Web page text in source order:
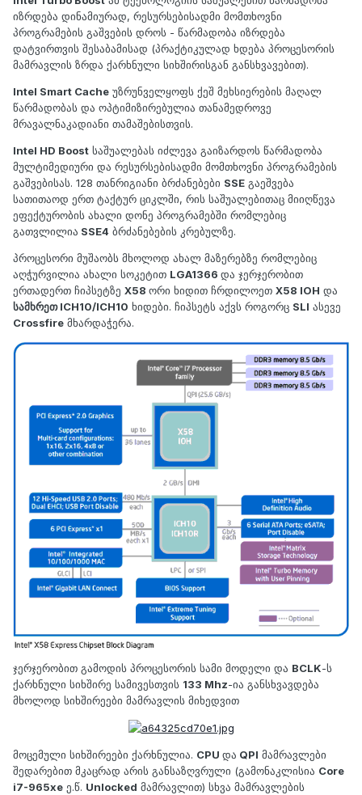
იზრდება დინამიურად, რესურსებისადმი მომთხოვნი
პროგრამების გაშვების დროს - წარმადობა იზრდება
დატვირთვის შესაბამისად (პრაქტიკულად ხდება პროცესორის
მამრავლის ზრდა ქარხნული სიხშირისგან განსხვავებით).
Intel Smart Cache უზრუნველყოფს ქეშ მეხსიერების მაღალ
წარმადობას და ოპტიმიზირებულია თანამედროვე
მრავალნაკადიანი თამაშებისთვის.
Intel HD Boost საშუალებას იძლევა გაიზარდოს წარმადობა
მულტიმედიური და რესურსებისადმი მომთხოვნი პროგრამების
გაშვებისას. 128 თანრიგიანი ბრძანებები SSE გაეშვება
სათითაოდ ერთ ტაქტურ ციკლში, რის საშუალებითაც მიიღწევა
ეფექტურობის ახალი დონე პროგრამებში რომლებიც
გათვლილია SSE4 ბრძანებების კრებულზე.
პროცესორი მუშაობს მხოლოდ ახალ მაზერებზე რომლებიც
აღჭურვილია ახალი სოკეტით LGA1366 და ჯერჯერობით
ერთადერთ ჩიპსეტზე X58 ორი ხიდით ჩრდილოეთ X58 IOH და
სამხრეთ ICH10/ICH10 ხიდები. ჩიპსეტს აქვს როგორც SLI ასევე
Crossfire მხარდაჭერა.
ჯერჯერობით გამოდის პროცესორის სამი მოდელი და BCLK-ს
ქარხნული სიხშირე სამივესთვის 133 Mhz-ია განსხვავდება
მხოლოდ სიხშირეები მამრავლის მიხედვით
მოცემული სიხშირეები ქარხნულია. CPU და QPI მამრავლები
შედარებით მკაცრად არის განსაზღვრული (გამონაკლისია Core
i7-965xe ე.წ. Unlocked მამრავლით) სხვა მამრავლების